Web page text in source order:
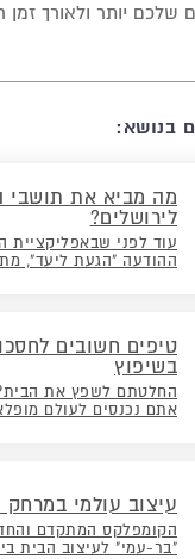
שלכם יותר ולאורך זמן
בנושא:
מה מביא את תושבי
לירושלים?
עוד לפני שבאפליקציית
ההודעה "הגעת ליעד",
טיפים חשובים
בשיפוץ
החלטתם לשפץ את
אתם נכנסים לעולם
עיצוב עולמי במרחק
הקומפלקס המתקדם
"בר-עמי" לעיצוב הבית